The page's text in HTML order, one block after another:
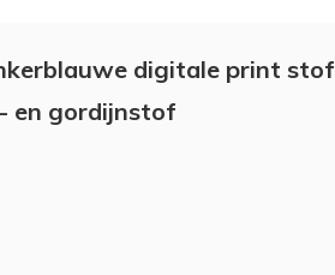
digitale print stof
en gordijnstof